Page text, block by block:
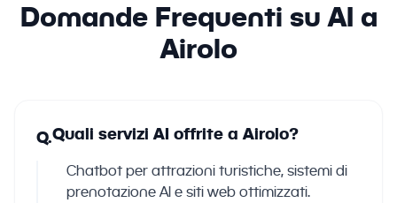
Domande Frequenti su AI a
Airolo
Q.Quali servizi AI offrite a Airolo?
Chatbot per attrazioni turistiche, sistemi di
prenotazione AI e siti web ottimizzati.